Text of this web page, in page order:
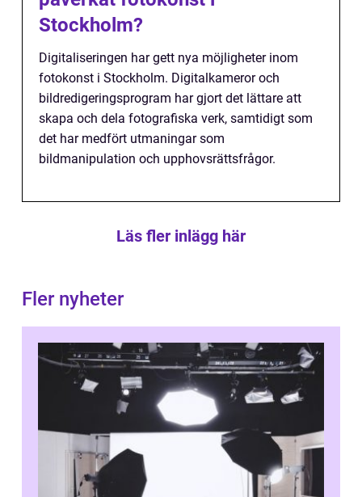
Stockholm?
Digitaliseringen har gett nya möjligheter inom
fotokonst i Stockholm. Digitalkameror och
bildredigeringsprogram har gjort det lättare att
skapa och dela fotografiska verk, samtidigt som
det har medfört utmaningar som
bildmanipulation och upphovsrättsfrågor.
Läs fler inlägg här
Fler nyheter